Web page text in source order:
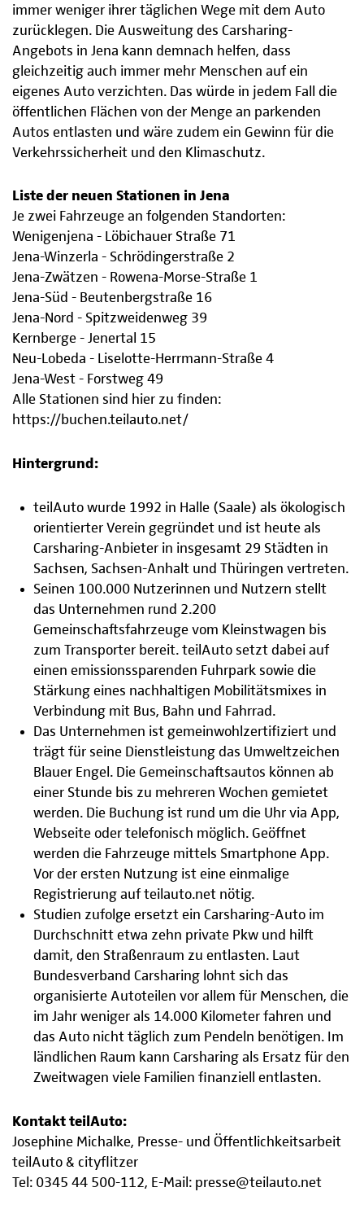
immer weniger ihrer täglichen Wege mit dem Auto
zurücklegen. Die Ausweitung des Carsharing-
Angebots in Jena kann demnach helfen, dass
gleichzeitig auch immer mehr Menschen auf ein
eigenes Auto verzichten. Das würde in jedem Fall die
öffentlichen Flächen von der Menge an parkenden
Autos entlasten und wäre zudem ein Gewinn für die
Verkehrssicherheit und den Klimaschutz.
Liste der neuen Stationen in Jena
Je zwei Fahrzeuge an folgenden Standorten:
Wenigenjena - Löbichauer Straße 71
Jena-Winzerla - Schrödingerstraße 2
Jena-Zwätzen - Rowena-Morse-Straße 1
Jena-Süd - Beutenbergstraße 16
Jena-Nord - Spitzweidenweg 39
Kernberge - Jenertal 15
Neu-Lobeda - Liselotte-Herrmann-Straße 4
Jena-West - Forstweg 49
Alle Stationen sind hier zu finden:
https://buchen.teilauto.net/
Hintergrund:
teilAuto wurde 1992 in Halle (Saale) als ökologisch
orientierter Verein gegründet und ist heute als
Carsharing-Anbieter in insgesamt 29 Städten in
Sachsen, Sachsen-Anhalt und Thüringen vertreten.
Seinen 100.000 Nutzerinnen und Nutzern stellt
das Unternehmen rund 2.200
Gemeinschaftsfahrzeuge vom Kleinstwagen bis
zum Transporter bereit. teilAuto setzt dabei auf
einen emissionssparenden Fuhrpark sowie die
Stärkung eines nachhaltigen Mobilitätsmixes in
Verbindung mit Bus, Bahn und Fahrrad.
Das Unternehmen ist gemeinwohlzertifiziert und
trägt für seine Dienstleistung das Umweltzeichen
Blauer Engel. Die Gemeinschaftsautos können ab
einer Stunde bis zu mehreren Wochen gemietet
werden. Die Buchung ist rund um die Uhr via App,
Webseite oder telefonisch möglich. Geöffnet
werden die Fahrzeuge mittels Smartphone App.
Vor der ersten Nutzung ist eine einmalige
Registrierung auf teilauto.net nötig.
Studien zufolge ersetzt ein Carsharing-Auto im
Durchschnitt etwa zehn private Pkw und hilft
damit, den Straßenraum zu entlasten. Laut
Bundesverband Carsharing lohnt sich das
organisierte Autoteilen vor allem für Menschen, die
im Jahr weniger als 14.000 Kilometer fahren und
das Auto nicht täglich zum Pendeln benötigen. Im
ländlichen Raum kann Carsharing als Ersatz für den
Zweitwagen viele Familien finanziell entlasten.
Kontakt teilAuto:
Josephine Michalke, Presse- und Öffentlichkeitsarbeit
teilAuto & cityflitzer
Tel: 0345 44 500-112, E-Mail: presse@teilauto.net